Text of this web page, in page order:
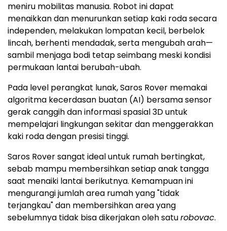
meniru mobilitas manusia. Robot ini dapat
menaikkan dan menurunkan setiap kaki roda secara
independen, melakukan lompatan kecil, berbelok
lincah, berhenti mendadak, serta mengubah arah—
sambil menjaga bodi tetap seimbang meski kondisi
permukaan lantai berubah-ubah.
Pada level perangkat lunak, Saros Rover memakai
algoritma kecerdasan buatan (AI) bersama sensor
gerak canggih dan informasi spasial 3D untuk
mempelajari lingkungan sekitar dan menggerakkan
kaki roda dengan presisi tinggi.
Saros Rover sangat ideal untuk rumah bertingkat,
sebab mampu membersihkan setiap anak tangga
saat menaiki lantai berikutnya. Kemampuan ini
mengurangi jumlah area rumah yang "tidak
terjangkau" dan membersihkan area yang
sebelumnya tidak bisa dikerjakan oleh saturobovac.